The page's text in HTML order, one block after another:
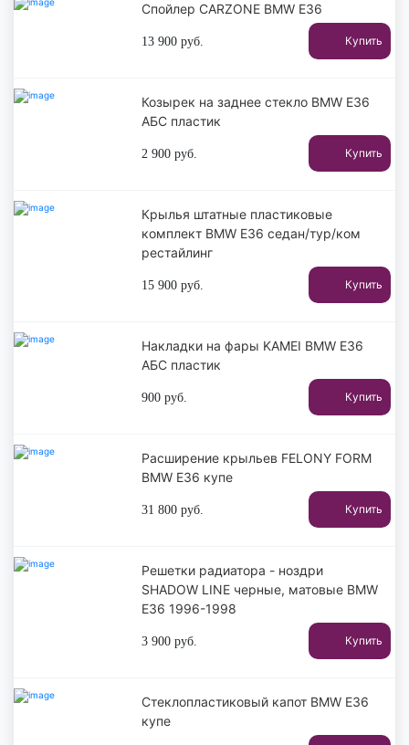
Спойлер CARZONE BMW E36
13 900 руб. Купить
Козырек на заднее стекло BMW E36
АБС пластик
2 900 руб. Купить
Крылья штатные пластиковые
комплект BMW E36 седан/тур/ком
рестайлинг
15 900 руб. Купить
Накладки на фары KAMEI BMW E36
АБС пластик
900 руб. Купить
Расширение крыльев FELONY FORM
BMW E36 купе
31 800 руб. Купить
Решетки радиатора - ноздри
SHADOW LINE черные, матовые BMW
E36 1996-1998
3 900 руб. Купить
Стеклопластиковый капот BMW E36
купе